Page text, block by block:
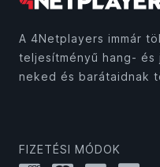
A 4Netplayers immár
teljesítményű hang-
neked és barátaidnak
FIZETÉSI MÓDOK